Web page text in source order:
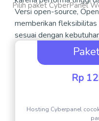
Versi open-source,
memberikan
sesuai dengan
Pilih paket CyberPanel
Rp
Hosting Cyberpanel